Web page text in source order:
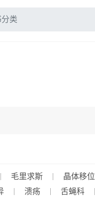
分类
毛里求斯 晶体移位
溃疡 舌蝇科